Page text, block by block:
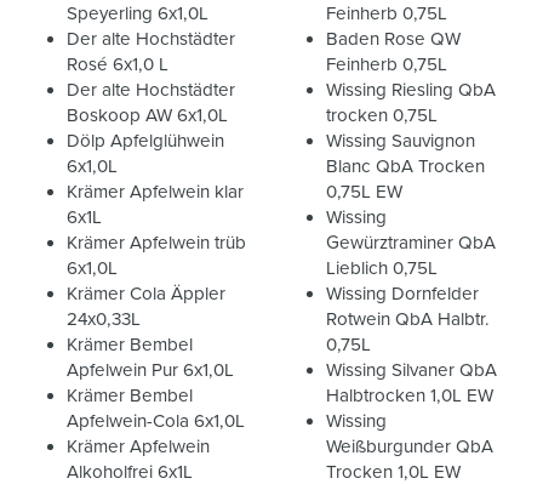
Speyerling 6x1,0L
Der alte Hochstädter
Rosé 6x1,0 L
Der alte Hochstädter
Boskoop AW 6x1,0L
Dölp Apfelglühwein
6x1,0L
Krämer Apfelwein klar
6x1L
Krämer Apfelwein trüb
6x1,0L
Krämer Cola Äppler
24x0,33L
Krämer Bembel
Apfelwein Pur 6x1,0L
Krämer Bembel
Apfelwein-Cola 6x1,0L
Krämer Apfelwein
Alkoholfrei 6x1L
Feinherb 0,75L
Baden Rose QW
Feinherb 0,75L
Wissing Riesling QbA
trocken 0,75L
Wissing Sauvignon
Blanc QbA Trocken
0,75L EW
Wissing
Gewürztraminer QbA
Lieblich 0,75L
Wissing Dornfelder
Rotwein QbA Halbtr.
0,75L
Wissing Silvaner QbA
Halbtrocken 1,0L EW
Wissing
Weißburgunder QbA
Trocken 1,0L EW